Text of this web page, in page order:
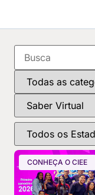
CONHEÇA O CIEE